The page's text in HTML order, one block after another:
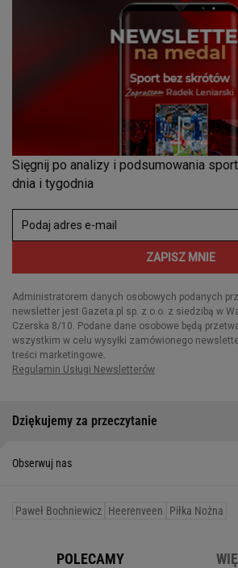
Dziękujemy za przeczytanie
Obserwuj nas
Paweł Bochniewicz Heerenveen Piłka Nożna
POLECAMY